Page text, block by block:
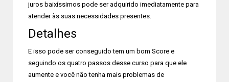
juros baixíssimos pode ser adquirido imediatamente para
atender às suas necessidades presentes.
Detalhes
E isso pode ser conseguido tem um bom Score e
seguindo os quatro passos desse curso para que ele
aumente e você não tenha mais problemas de